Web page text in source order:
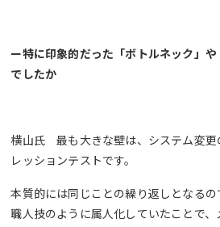
ー特に印象的だった「ボトルネック」
でしたか
横山氏 最も大きな壁は、システム変更
レッションテストです。
本質的には同じことの繰り返しとなる
職人技のように属人化していたことで